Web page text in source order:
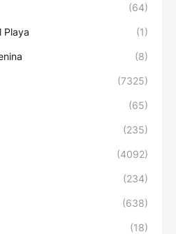
(64)
Playa (1)
(8)
(7325)
(65)
(235)
(4092)
(234)
(638)
(18)